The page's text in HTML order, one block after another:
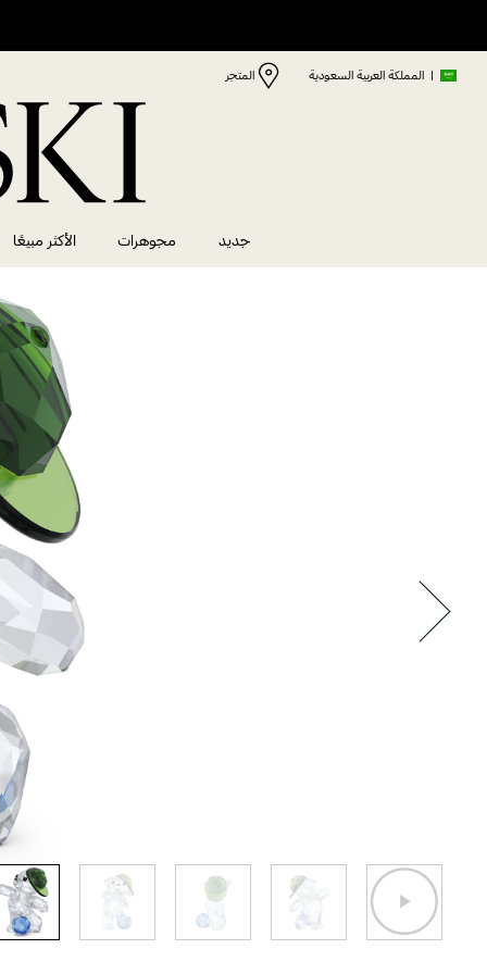
| المملكة العربية السعودية المتجر
جديد مجوهرات الأكثر مبيعًا